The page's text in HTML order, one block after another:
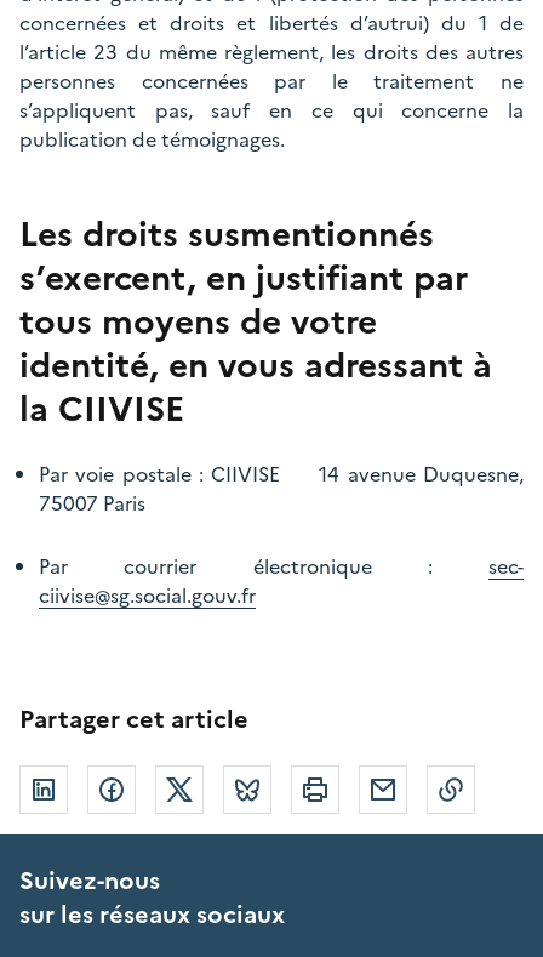
concernées et droits et libertés d’autrui) du 1 de
l’article 23 du même règlement, les droits des autres
personnes concernées par le traitement ne
s’appliquent pas, sauf en ce qui concerne la
publication de témoignages.
Les droits susmentionnés
s’exercent, en justifiant par
tous moyens de votre
identité, en vous adressant à
la CIIVISE
Par voie postale : CIIVISE 14 avenue Duquesne,
75007 Paris
Par courrier électronique : sec-
ciivise@sg.social.gouv.fr
Partager cet article
Linkedin FacebookTwitter Bluesky Imprimer Courriel
Suivez-nous
sur les réseaux sociaux